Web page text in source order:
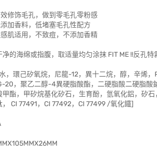
修饰毛孔，做到零毛孔零粉感
加香料，低堵塞毛孔性配方
肌适用，不致痘，不添加香精
净的海绵或指腹，取适量均匀涂抹 FIT ME !!反孔特
，環己矽氧烷，尼龍-12，異十二烷，醇，辛烯，
20，聚乙二醇-4異硬脂酸酯，二硬脂酸二硬脂
甲酯，甲矽烷基化矽石，生育酚，氫氧化鋁，矽
， CI 77491，CI 77492，CI 77499 /氧化鐵]